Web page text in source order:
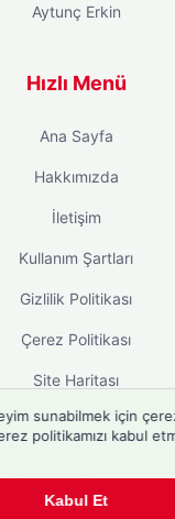
Aytunç Erkin
Hızlı Menü
Ana Sayfa
Hakkımızda
İletişim
Kullanım Şartları
Gizlilik Politikası
Çerez Politikası
Site Haritası
Biyografi Sitesi
sunabilmek için
politikamızı kabul
Kabul Et